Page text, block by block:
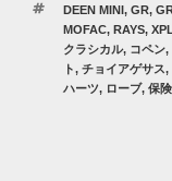
ゴ
リ
ー
タ
グ
DEEN MINI, GR,
MOFAC, RAYS,
クラシカル, コペン,
ト, チョイアゲサス,
ハーツ, ローブ, 保